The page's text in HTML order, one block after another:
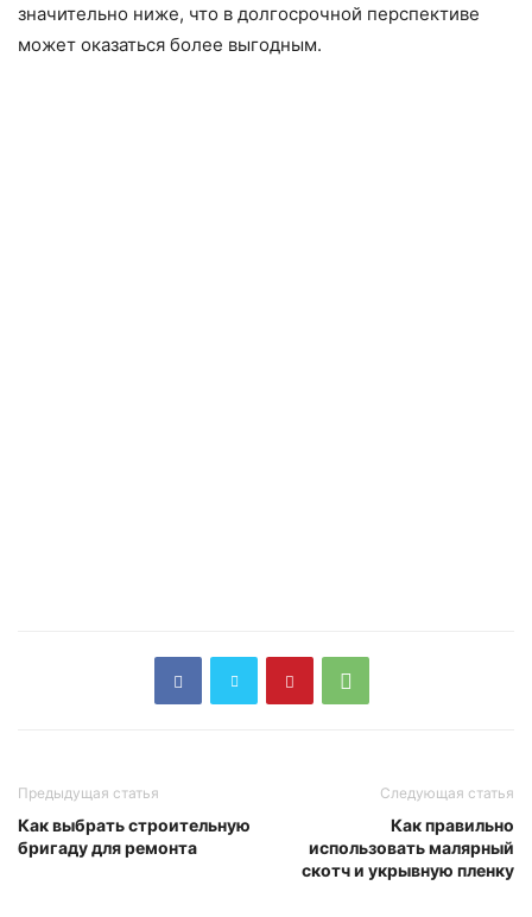
значительно ниже, что в долгосрочной перспективе
может оказаться более выгодным.
Предыдущая статья
Как выбрать строительную
бригаду для ремонта
Следующая статья
Как правильно
использовать малярный
скотч и укрывную пленку